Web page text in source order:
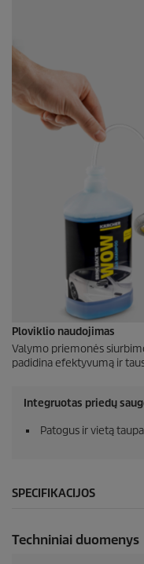
Ploviklio naudojimas
Valymo priemonės
padidina efektyvumą ir
Integruotas priedų
Patogus ir vietą
SPECIFIKACIJOS
Techniniai duomenys